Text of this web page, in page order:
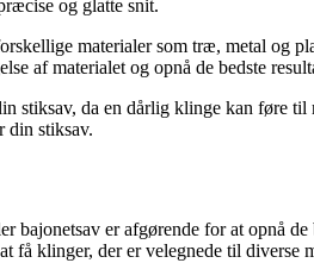
og glatte snit.
materialer som træ, metal og
af materialet og opnå de bedste
stiksav, da en dårlig klinge kan føre
din stiksav.
bajonetsav er afgørende for at opnå
klinger, der er velegnede til diverse